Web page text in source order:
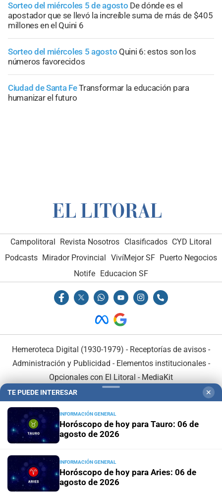
Sorteo del miércoles 5 de agosto De dónde es el
apostador que se llevó la increíble suma de más de $405
millones en el Quini 6
Sorteo del miércoles 5 agosto Quini 6: estos son los
números favorecidos
Ciudad de Santa FeTransformar la educación para
humanizar el futuro
Campolitoral Revista Nosotros Clasificados CYD Litoral
Podcasts Mirador Provincial VivíMejor SF Puerto Negocios
Notife Educacion SF
Hemeroteca Digital (1930-1979) - Receptorías de avisos -
Administración y Publicidad - Elementos institucionales-
Opcionales con El Litoral - MediaKit
En Asociación con:
TE PUEDE INTERESAR ✕
INFORMACIÓN GENERAL
Horóscopo de hoy para Tauro: 06 de
agosto de 2026
INFORMACIÓN GENERAL
Horóscopo de hoy para Aries: 06 de
agosto de 2026